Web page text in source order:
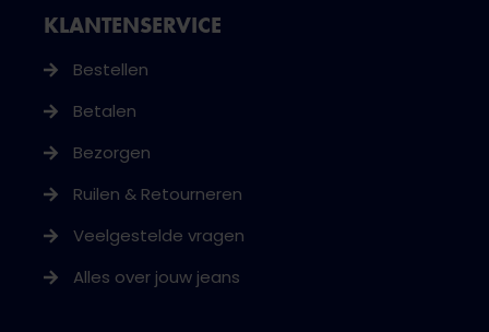
KLANTENSERVICE
Bestellen
Betalen
Bezorgen
Ruilen & Retourneren
Veelgestelde vragen
Alles over jouw jeans